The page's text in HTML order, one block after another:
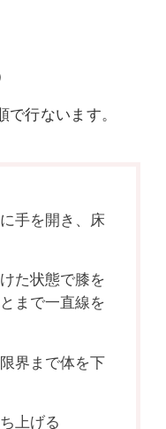
行ないます。
手を開き、床
た状態で膝を
まで一直線を
界まで体を下
上げる